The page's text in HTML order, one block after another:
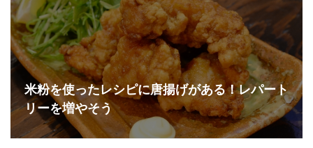
米粉を使ったレシピに唐揚げがある！レパート
リーを増やそう